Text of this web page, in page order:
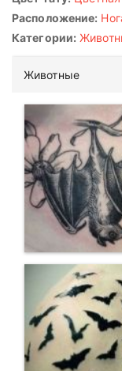
Расположение:
Категории:
Животные